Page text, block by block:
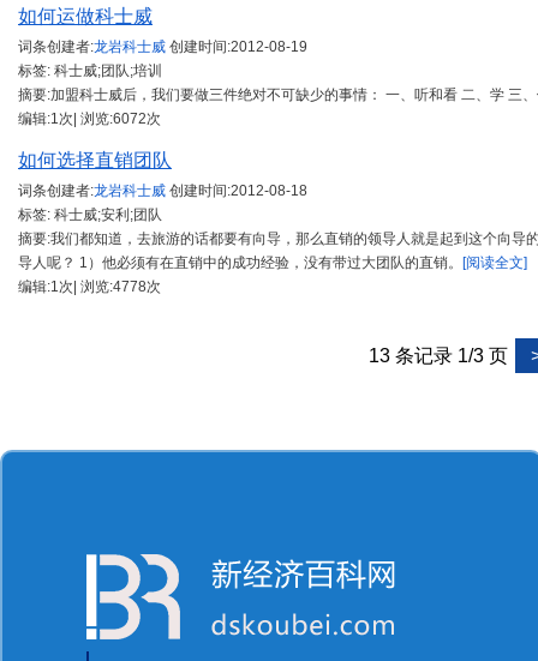
如何运做科士威
词条创建者:龙岩科士威 创建时间:2012-08-19
标签: 科士威;团队;培训
摘要:加盟科士威后，我们要做三件绝对不可缺少的事情： 一、听和看 二、学 三
编辑:1次| 浏览:6072次
如何选择直销团队
词条创建者:龙岩科士威 创建时间:2012-08-18
标签: 科士威;安利;团队
摘要:我们都知道，去旅游的话都要有向导，那么直销的领导人就是起到这个向
导人呢？ 1）他必须有在直销中的成功经验，没有带过大团队的直销。
[阅读全文]
编辑:1次| 浏览:4778次
13 条记录 1/3 页